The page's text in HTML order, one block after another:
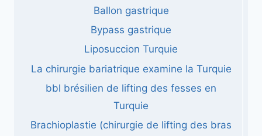
Ballon gastrique
Bypass gastrique
Liposuccion Turquie
La chirurgie bariatrique examine la Turquie
bbl brésilien de lifting des fesses en
Turquie
Brachioplastie (chirurgie de lifting des bras